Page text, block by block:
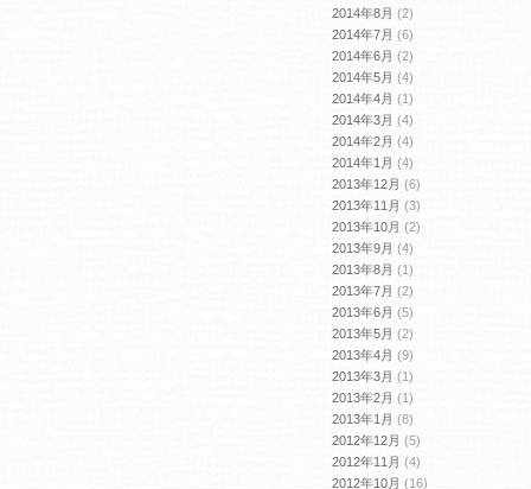
2014年8月 (2)
2014年7月 (6)
2014年6月 (2)
2014年5月 (4)
2014年4月 (1)
2014年3月 (4)
2014年2月 (4)
2014年1月 (4)
2013年12月 (6)
2013年11月 (3)
2013年10月 (2)
2013年9月 (4)
2013年8月 (1)
2013年7月 (2)
2013年6月 (5)
2013年5月 (2)
2013年4月 (9)
2013年3月 (1)
2013年2月 (1)
2013年1月 (8)
2012年12月 (5)
2012年11月 (4)
2012年10月 (16)